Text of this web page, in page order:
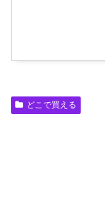
どこで買える